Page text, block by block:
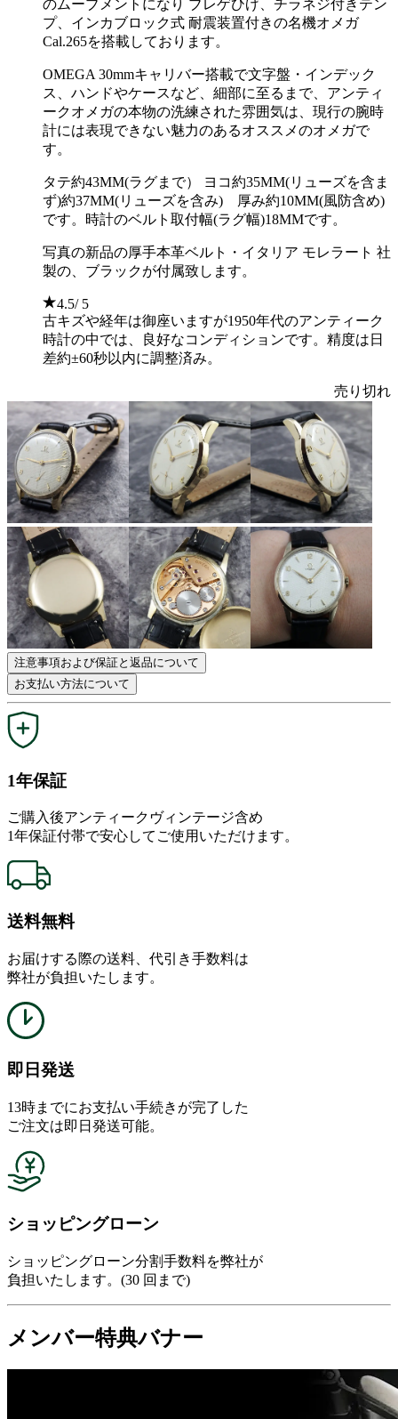
のムーブメントになり ブレゲひげ、チラネジ付きテン
プ、インカブロック式 耐震装置付きの名機オメガ
Cal.265を搭載しております。
OMEGA 30mmキャリバー搭載で文字盤・インデック
ス、ハンドやケースなど、細部に至るまで、アンティ
ークオメガの本物の洗練された雰囲気は、現行の腕時
計には表現できない魅力のあるオススメのオメガで
す。
タテ約43MM(ラグまで） ヨコ約35MM(リューズを含ま
ず)約37MM(リューズを含み) 厚み約10MM(風防含め)
です。時計のベルト取付幅(ラグ幅)18MMです。
写真の新品の厚手本革ベルト・イタリア モレラート 社
製の、ブラックが付属致します。
4.5/ 5
古キズや経年は御座いますが1950年代のアンティーク
時計の中では、良好なコンディションです。精度は日
差約±60秒以内に調整済み。
売り切れ
注意事項および保証と返品について
お支払い方法について
1年保証
ご購入後アンティークヴィンテージ含め
1年保証付帯で安心してご使用いただけます。
送料無料
お届けする際の送料、代引き手数料は
弊社が負担いたします。
即日発送
13時までにお支払い手続きが完了した
ご注文は即日発送可能。
ショッピングローン
ショッピングローン分割手数料を弊社が
負担いたします。(30 回まで)
メンバー特典バナー